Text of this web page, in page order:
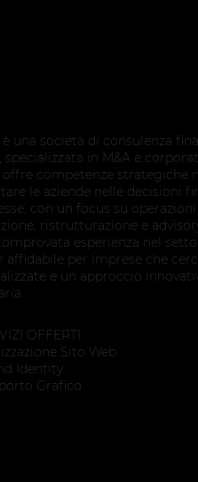
una società di consulenza
specializzata in M&A e
offre competenze strategiche
le aziende nelle decisioni
con un focus su
ristrutturazione e
esperienza nel
affidabile per imprese che
e un approccio
OFFERTI:
Sito Web
Identity
Grafico